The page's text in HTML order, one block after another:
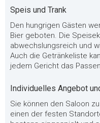
Speis und Trank
Den hungrigen Gästen
Bier geboten. Die
abwechslungsreich und
Auch die Getränkeliste
jedem Gericht das
Individuelles Angebot
Sie können den Saloon
einen der festen